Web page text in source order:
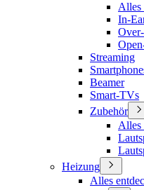
Alles
In-
Streaming
Beamer
Smart-TVs
Zubehör
Alles
Heizung
Alles